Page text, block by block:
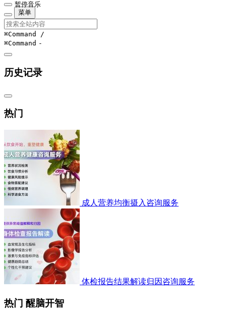
暂停音乐
菜单
⌘Command /
⌘Command -
历史记录
热门
成人营养均衡摄入咨询服务
体检报告结果解读归因咨询服务
热门 醒脑开智